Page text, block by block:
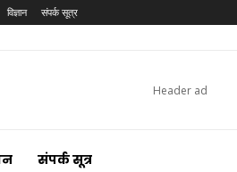
विज्ञान संपर्क सूत्र
संपर्क सूत्र